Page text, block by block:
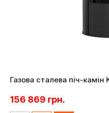
Газова сталева піч-камін
156 869 грн.